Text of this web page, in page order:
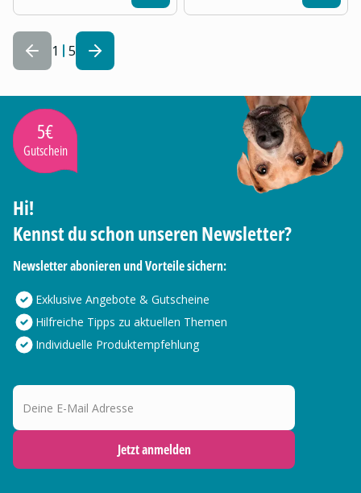
1 5
5€
Gutschein
Hi!
Kennst du schon unseren Newsletter?
Newsletter abonieren und Vorteile sichern:
Exklusive Angebote & Gutscheine
Hilfreiche Tipps zu aktuellen Themen
Individuelle Produktempfehlung
Deine E-Mail Adresse
Jetzt anmelden